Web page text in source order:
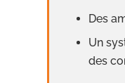
Des
Un
des